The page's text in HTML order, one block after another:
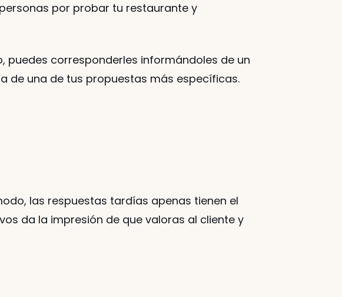
por probar tu restaurante y
puedes corresponderles informándoles de un
de una de tus propuestas más específicas.
las respuestas tardías apenas tienen el
da la impresión de que valoras al cliente y